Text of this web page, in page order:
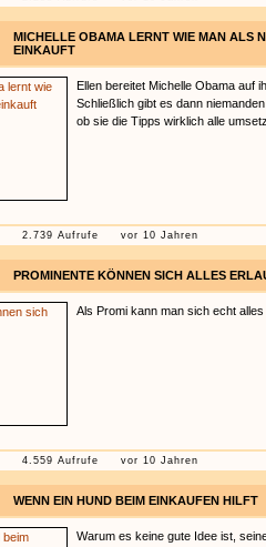
MICHELLE OBAMA LERNT WIE MAN ALS
EINKAUFT
Ellen bereitet Michelle Obama auf
Schließlich gibt es dann
ob sie die Tipps wirklich alle
2.739 Aufrufe vor 10 Jahren
PROMINENTE KÖNNEN SICH ALLES
Als Promi kann man sich echt alles
4.559 Aufrufe vor 10 Jahren
WENN EIN HUND BEIM EINKAUFEN HILFT
Warum es keine gute Idee ist,